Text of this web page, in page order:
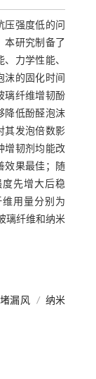
强度低的问
本研究制备了
力学性能、
的固化时间
璃纤维增韧酚
降低酚醛泡沫
其发泡倍数影
增韧剂均能改
效果最佳；随
先增大后稳
用量分别为
璃纤维和纳米
漏风 / 纳米